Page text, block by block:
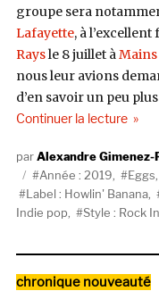
groupe sera
Lafayette, à l’excellent
Raysle 8 juillet à
nous leur avions
d’en savoir un peu
Continuer la lecturede «
AuteurAlexandre Gimenez-
Étiquettes
Année : 2019 Eggs
Label : Howlin' Banana
Indie pop
Style : Rock
Catégories
chronique nouveauté